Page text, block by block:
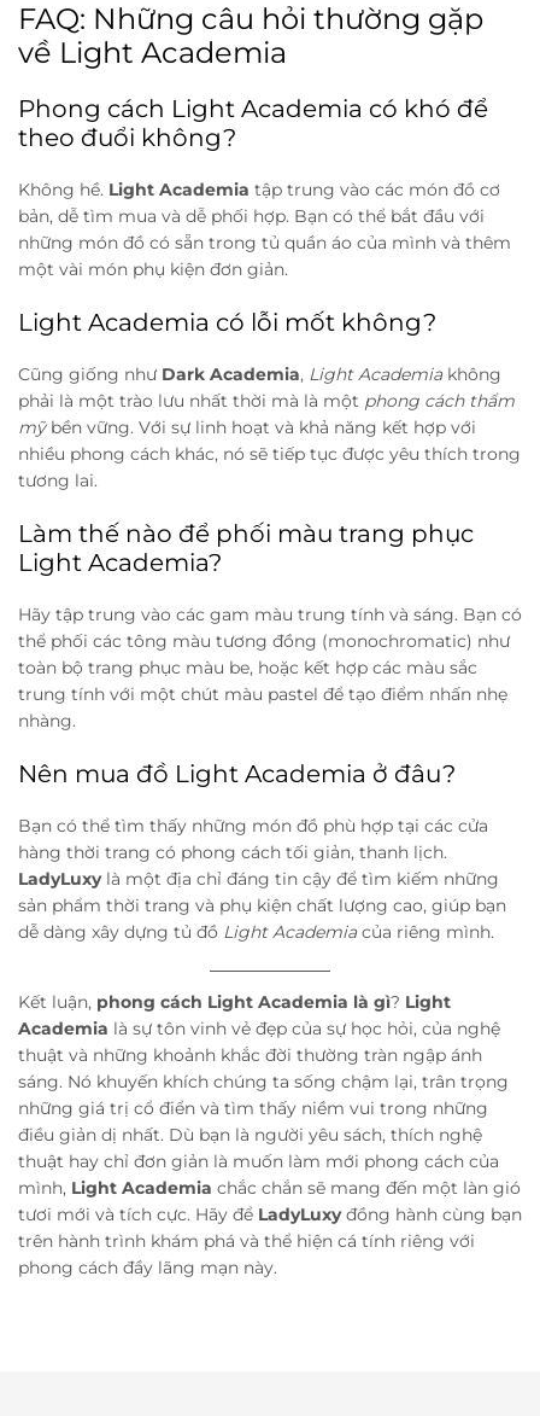
FAQ: Những câu hỏi thường gặp
về Light Academia
Phong cách Light Academia có khó để
theo đuổi không?
Không hề. Light Academia tập trung vào các món đồ cơ
bản, dễ tìm mua và dễ phối hợp. Bạn có thể bắt đầu với
những món đồ có sẵn trong tủ quần áo của mình và thêm
một vài món phụ kiện đơn giản.
Light Academia có lỗi mốt không?
Cũng giống như Dark Academia, Light Academiakhông
phải là một trào lưu nhất thời mà là một phong cách thẩm
mỹbền vững. Với sự linh hoạt và khả năng kết hợp với
nhiều phong cách khác, nó sẽ tiếp tục được yêu thích trong
tương lai.
Làm thế nào để phối màu trang phục
Light Academia?
Hãy tập trung vào các gam màu trung tính và sáng. Bạn có
thể phối các tông màu tương đồng (monochromatic) như
toàn bộ trang phục màu be, hoặc kết hợp các màu sắc
trung tính với một chút màu pastel để tạo điểm nhấn nhẹ
nhàng.
Nên mua đồ Light Academia ở đâu?
Bạn có thể tìm thấy những món đồ phù hợp tại các cửa
hàng thời trang có phong cách tối giản, thanh lịch.
LadyLuxylà một địa chỉ đáng tin cậy để tìm kiếm những
sản phẩm thời trang và phụ kiện chất lượng cao, giúp bạn
dễ dàng xây dựng tủ đồ Light Academiacủa riêng mình.
Kết luận, phong cách Light Academia là gì? Light
Academia là sự tôn vinh vẻ đẹp của sự học hỏi, của nghệ
thuật và những khoảnh khắc đời thường tràn ngập ánh
sáng. Nó khuyến khích chúng ta sống chậm lại, trân trọng
những giá trị cổ điển và tìm thấy niềm vui trong những
điều giản dị nhất. Dù bạn là người yêu sách, thích nghệ
thuật hay chỉ đơn giản là muốn làm mới phong cách của
mình, Light Academia chắc chắn sẽ mang đến một làn gió
tươi mới và tích cực. Hãy để LadyLuxyđồng hành cùng bạn
trên hành trình khám phá và thể hiện cá tính riêng với
phong cách đầy lãng mạn này.